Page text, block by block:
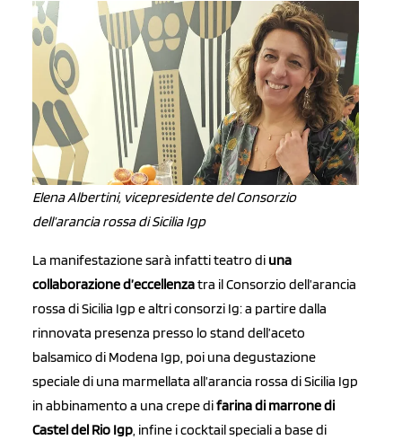
Elena Albertini, vicepresidente del Consorzio
dell’arancia rossa di Sicilia Igp
La manifestazione sarà infatti teatro di una
collaborazione d’eccellenzatra il Consorzio dell’arancia
rossa di Sicilia Igp e altri consorzi Ig: a partire dalla
rinnovata presenza presso lo stand dell’aceto
balsamico di Modena Igp, poi una degustazione
speciale di una marmellata all’arancia rossa di Sicilia Igp
in abbinamento a una crepe difarina di marrone di
Castel del Rio Igp, infine i cocktail speciali a base di